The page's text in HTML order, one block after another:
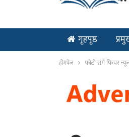
गृहपृष्ठ
ENGLISH
होमपेज फोटो संगै फिचर